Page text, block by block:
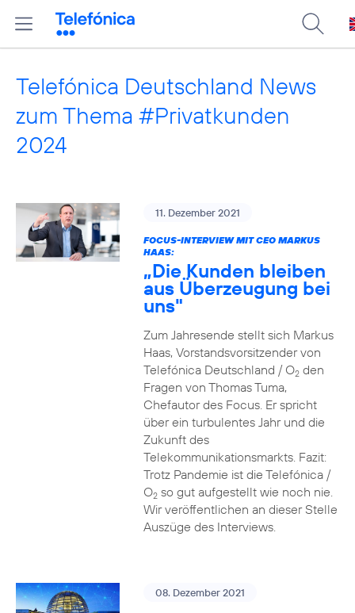
Telefónica Deutschland News
zum Thema #Privatkunden
2024
11. Dezember 2021
FOCUS-INTERVIEW MIT CEO MARKUS
HAAS:
„Die Kunden bleiben
aus Überzeugung bei
uns"
Zum Jahresende stellt sich Markus
Haas, Vorstandsvorsitzender von
Telefónica Deutschland / O2den
Fragen von Thomas Tuma,
Chefautor des Focus. Er spricht
über ein turbulentes Jahr und die
Zukunft des
Telekommunikationsmarkts. Fazit:
Trotz Pandemie ist die Telefónica /
O2so gut aufgestellt wie noch nie.
Wir veröffentlichen an dieser Stelle
Auszüge des Interviews.
08. Dezember 2021